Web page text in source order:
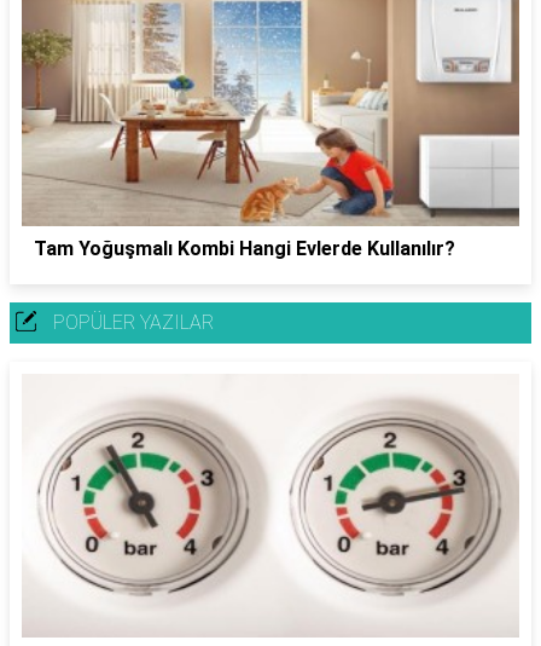
Tam Yoğuşmalı Kombi Hangi Evlerde Kullanılır?
POPÜLER YAZILAR